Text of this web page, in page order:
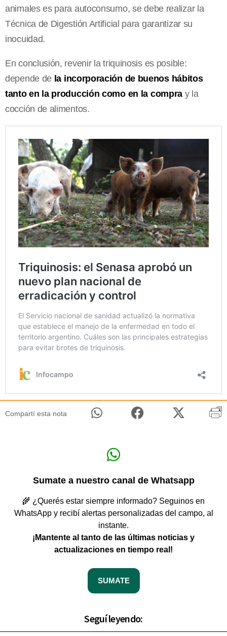
animales es para autoconsumo, se debe realizar la
Técnica de Digestión Artificial para garantizar su
inocuidad.
En conclusión, revenir la triquinosis es posible:
depende de la incorporación de buenos hábitos
tanto en la producción como en la compra y la
cocción de alimentos.
Compartí esta nota
Sumate a nuestro canal de Whatsapp
🌾 ¿Querés estar siempre informado? Seguinos en
WhatsApp y recibí alertas personalizadas del campo, al
instante.
¡Mantente al tanto de las últimas noticias y
actualizaciones en tiempo real!
SUMATE
Seguí leyendo: